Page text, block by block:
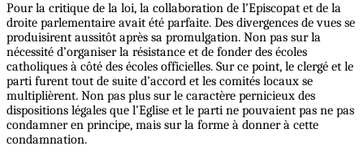
Pour la critique de la loi, la collaboration de l’Episcopat et de la
droite parlementaire avait été parfaite. Des divergences de vues se
produisirent aussitôt après sa promulgation. Non pas sur la
nécessité d’organiser la résistance et de fonder des écoles
catholiques à côté des écoles officielles. Sur ce point, le clergé et le
parti furent tout de suite d’accord et les comités locaux se
multiplièrent. Non pas plus sur le caractère pernicieux des
dispositions légales que l’Eglise et le parti ne pouvaient pas ne pas
condamner en principe, mais sur la forme à donner à cette
condamnation.